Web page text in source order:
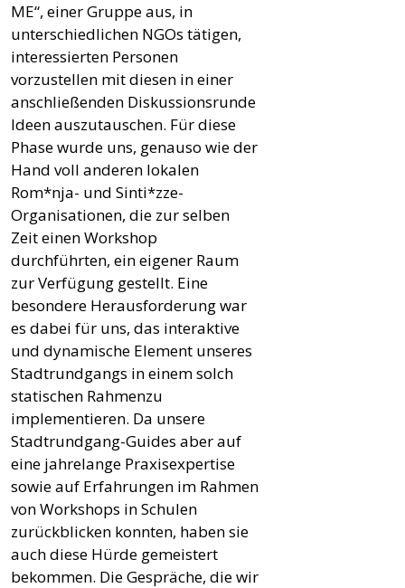
ME“, einer Gruppe aus, in
unterschiedlichen NGOs tätigen,
interessierten Personen
vorzustellen mit diesen in einer
anschließenden Diskussionsrunde
Ideen auszutauschen. Für diese
Phase wurde uns, genauso wie der
Hand voll anderen lokalen
Rom*nja- und Sinti*zze-
Organisationen, die zur selben
Zeit einen Workshop
durchführten, ein eigener Raum
zur Verfügung gestellt. Eine
besondere Herausforderung war
es dabei für uns, das interaktive
und dynamische Element unseres
Stadtrundgangs in einem solch
statischen Rahmenzu
implementieren. Da unsere
Stadtrundgang-Guides aber auf
eine jahrelange Praxisexpertise
sowie auf Erfahrungen im Rahmen
von Workshops in Schulen
zurückblicken konnten, haben sie
auch diese Hürde gemeistert
bekommen. Die Gespräche, die wir